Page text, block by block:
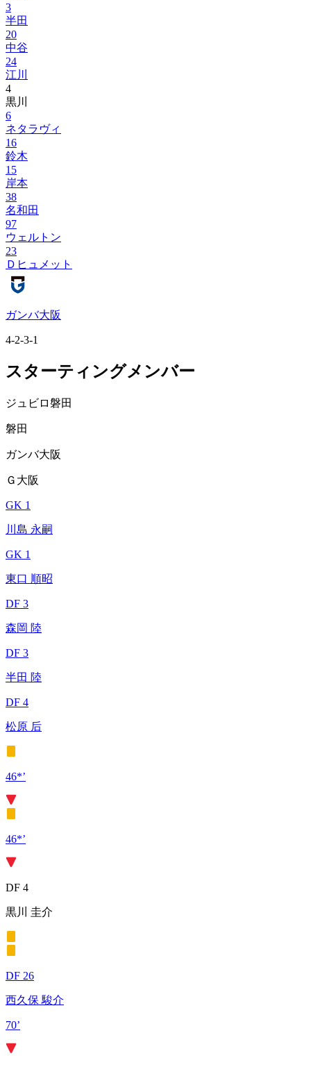
3
半田
20
中谷
24
江川
4
黒川
6
ネタラヴィ
16
鈴木
15
岸本
38
名和田
97
ウェルトン
23
Ｄヒュメット
ガンバ大阪
4-2-3-1
スターティングメンバー
ジュビロ磐田
磐田
ガンバ大阪
Ｇ大阪
GK 1
川島 永嗣
GK 1
東口 順昭
DF 3
森岡 陸
DF 3
半田 陸
DF 4
松原 后
46*’
46*’
DF 4
黒川 圭介
DF 26
西久保 駿介
70’